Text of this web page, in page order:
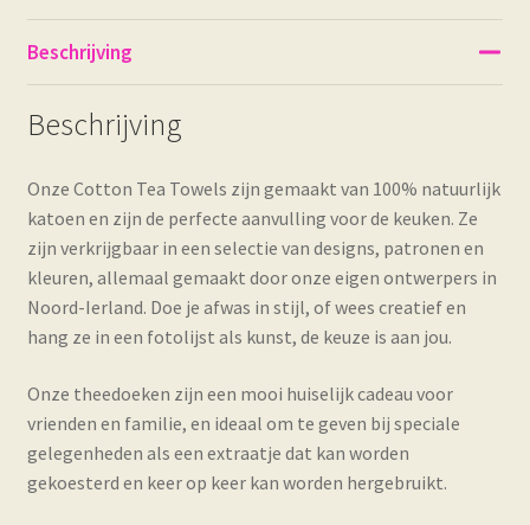
Beschrijving
Beschrijving
Onze Cotton Tea Towels zijn gemaakt van 100% natuurlijk
katoen en zijn de perfecte aanvulling voor de keuken. Ze
zijn verkrijgbaar in een selectie van designs, patronen en
kleuren, allemaal gemaakt door onze eigen ontwerpers in
Noord-Ierland. Doe je afwas in stijl, of wees creatief en
hang ze in een fotolijst als kunst, de keuze is aan jou.
Onze theedoeken zijn een mooi huiselijk cadeau voor
vrienden en familie, en ideaal om te geven bij speciale
gelegenheden als een extraatje dat kan worden
gekoesterd en keer op keer kan worden hergebruikt.